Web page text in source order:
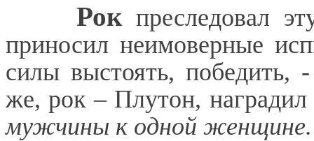
Рокпреследовал
приносил неимоверные
силы выстоять, победить,
же, рок – Плутон,
мужчины к одной женщине.